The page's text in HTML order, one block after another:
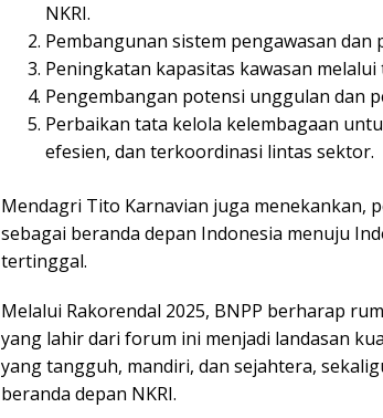
NKRI.
Pembangunan sistem pengawasan
Peningkatan kapasitas kawasan
Pengembangan potensi unggulan dan
Perbaikan tata kelola kelembagaan
efesien, dan terkoordinasi lintas sektor.
Mendagri Tito Karnavian juga menekankan,
sebagai beranda depan Indonesia menuju
tertinggal.
Melalui Rakorendal 2025, BNPP berharap
yang lahir dari forum ini menjadi landasan
yang tangguh, mandiri, dan sejahtera,
beranda depan NKRI.